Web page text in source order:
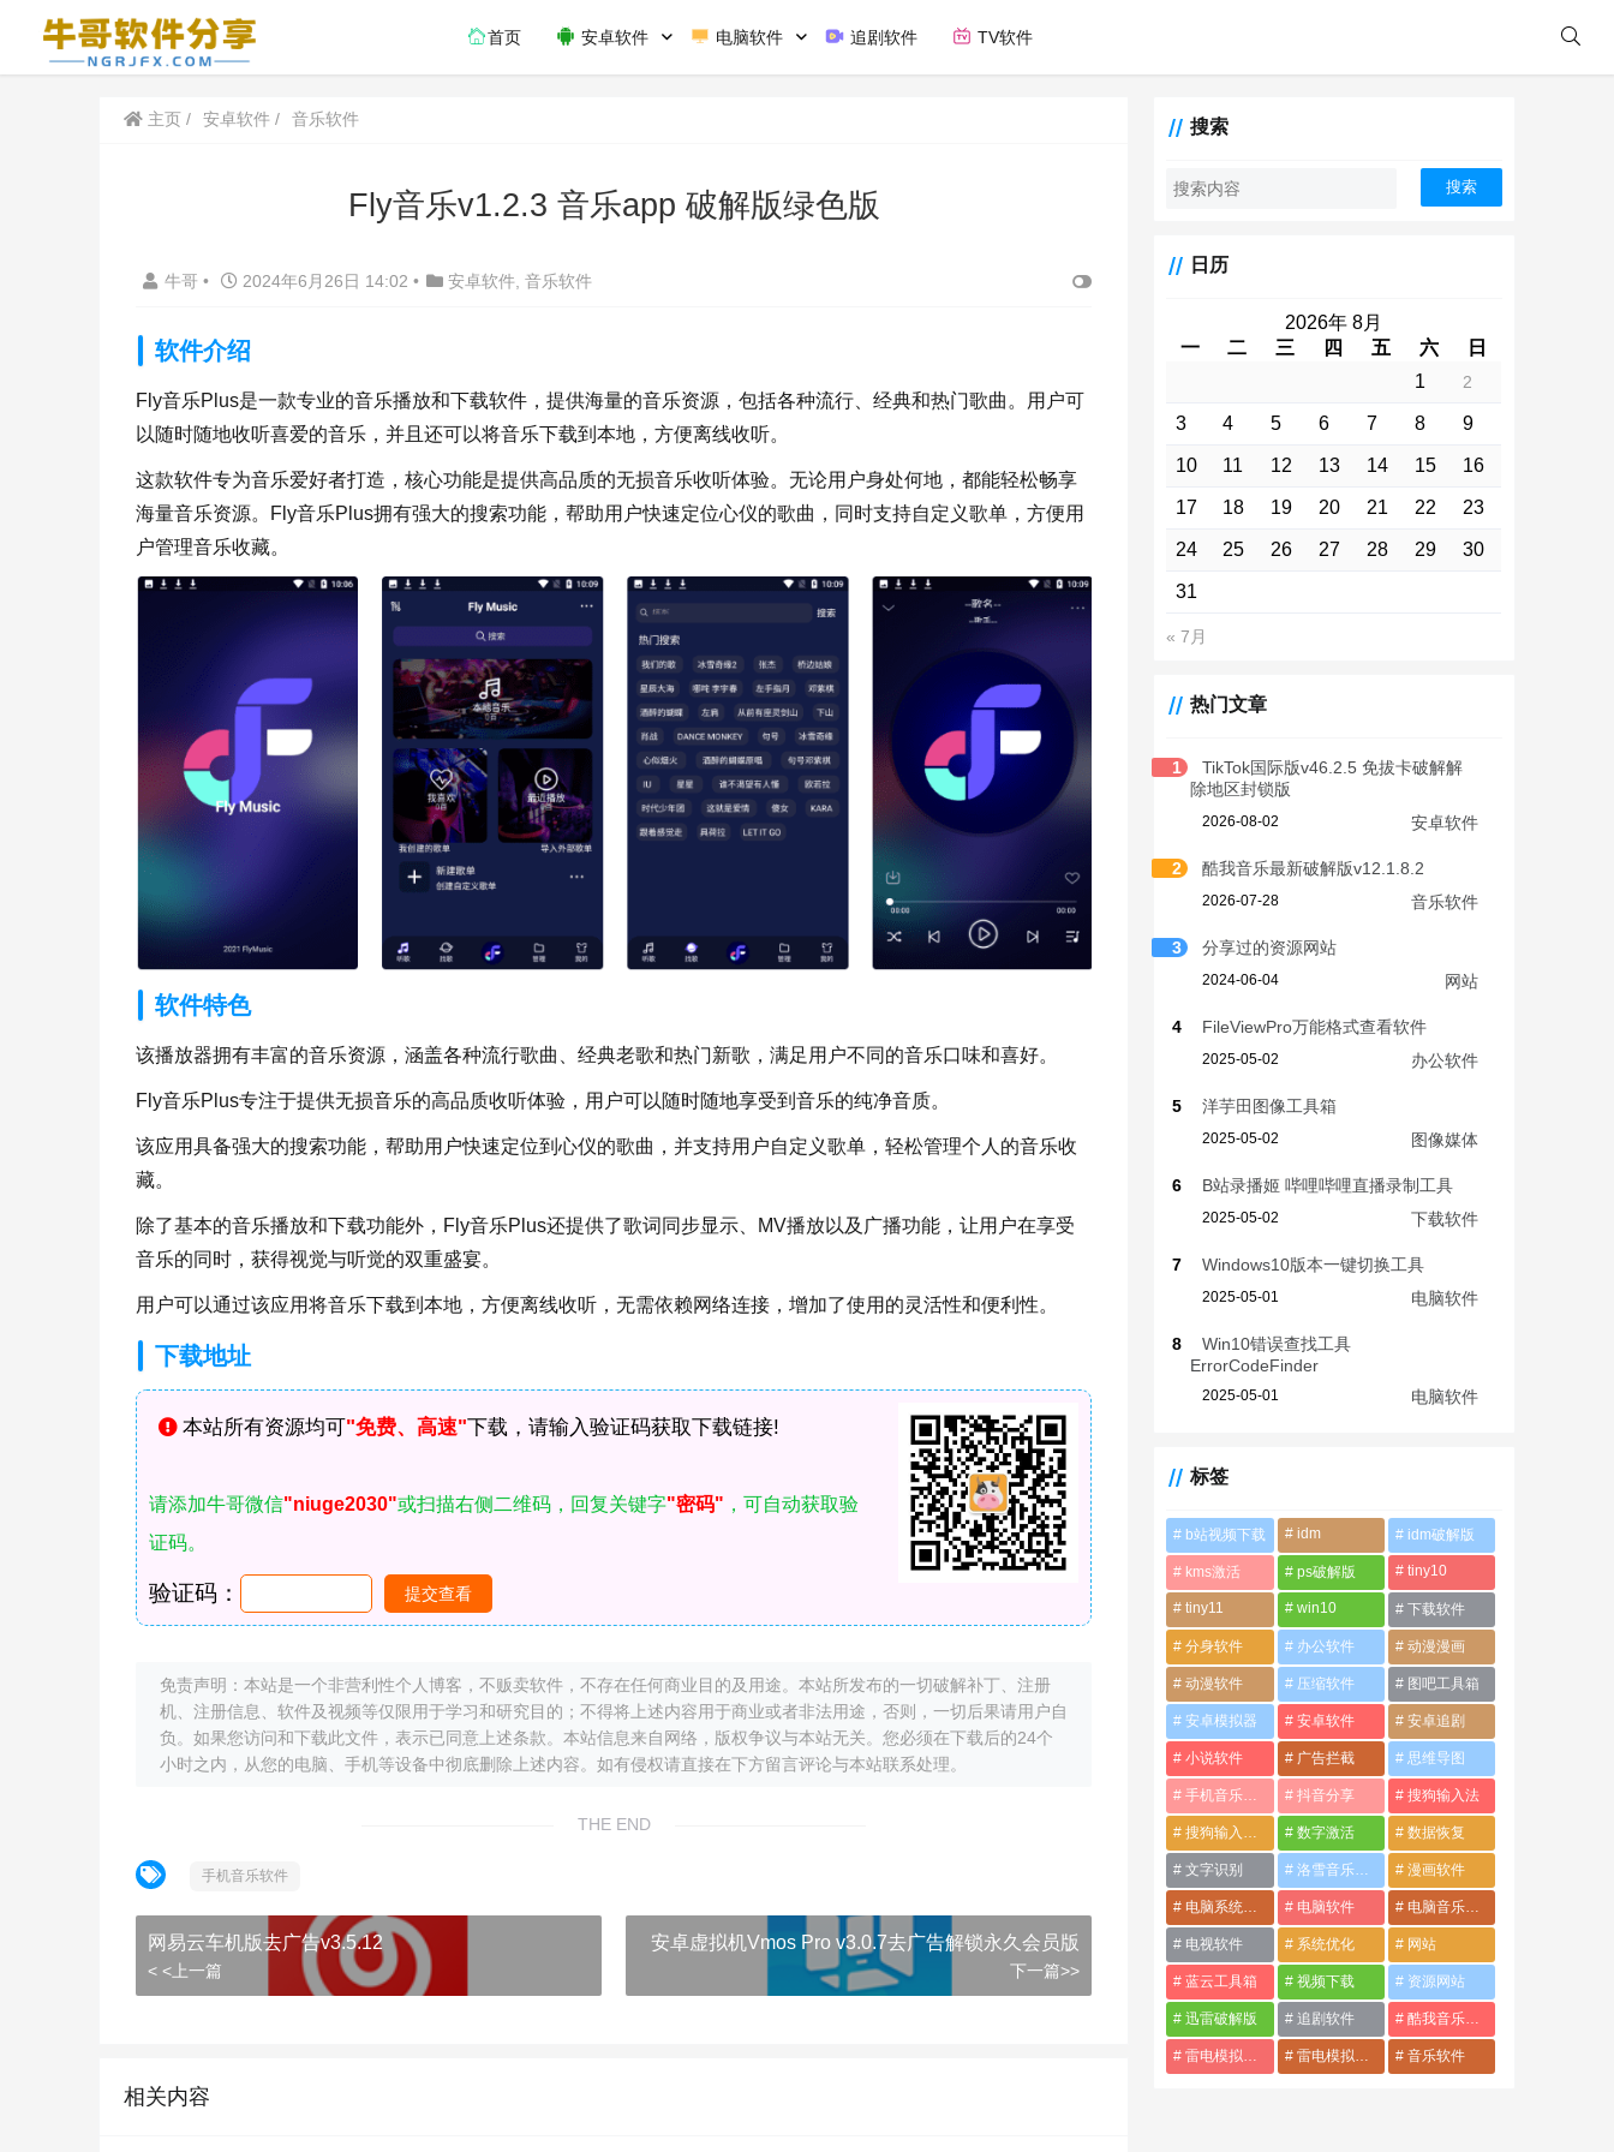
首页 安卓软件 电脑软件 追剧软件 TV软件
主页 安卓软件 音乐软件
Fly音乐v1.2.3 音乐app 破解版绿色版
牛哥 • 2024年6月26日 14:02 • 安卓软件 音乐软件
软件介绍
Fly音乐Plus是一款专业的音乐播放和下载软件，提供海量的音乐资源，包括各种流行、经典和热门歌曲。用户可
以随时随地收听喜爱的音乐，并且还可以将音乐下载到本地，方便离线收听。
这款软件专为音乐爱好者打造，核心功能是提供高品质的无损音乐收听体验。无论用户身处何地，都能轻松畅享
海量音乐资源。Fly音乐Plus拥有强大的搜索功能，帮助用户快速定位心仪的歌曲，同时支持自定义歌单，方便用
户管理音乐收藏。
软件特色
该播放器拥有丰富的音乐资源，涵盖各种流行歌曲、经典老歌和热门新歌，满足用户不同的音乐口味和喜好。
Fly音乐Plus专注于提供无损音乐的高品质收听体验，用户可以随时随地享受到音乐的纯净音质。
该应用具备强大的搜索功能，帮助用户快速定位到心仪的歌曲，并支持用户自定义歌单，轻松管理个人的音乐收
藏。
除了基本的音乐播放和下载功能外，Fly音乐Plus还提供了歌词同步显示、MV播放以及广播功能，让用户在享受
音乐的同时，获得视觉与听觉的双重盛宴。
用户可以通过该应用将音乐下载到本地，方便离线收听，无需依赖网络连接，增加了使用的灵活性和便利性。
下载地址
本站所有资源均可"免费、高速"下载，请输入验证码获取下载链接!
请添加牛哥微信"niuge2030"或扫描右侧二维码，回复关键字"密码" ，可自动获取验
证码。
验证码：
免责声明：本站是一个非营利性个人博客，不贩卖软件，不存在任何商业目的及用途。本站所发布的一切破解补丁、注册
机、注册信息、软件及视频等仅限用于学习和研究目的；不得将上述内容用于商业或者非法用途，否则，一切后果请用户自
负。如果您访问和下载此文件，表示已同意上述条款。本站信息来自网络，版权争议与本站无关。您必须在下载后的24个
小时之内，从您的电脑、手机等设备中彻底删除上述内容。如有侵权请直接在下方留言评论与本站联系处理。
THE END
手机音乐软件
网易云车机版去广告v3.5.12
< <上一篇
安卓虚拟机Vmos Pro v3.0.7去广告解锁永久会员版
下一篇>>
相关内容
搜索
搜索
日历
2026年 8月
一
二 三 四 五 六
日
1
2
3 4 5 6 7 8 9
10 11 12 13 14 15 16
17 18 19 20 21 22 23
24 25 26 27 28 29 30
31
« 7月
热门文章
1
TikTok国际版v46.2.5 免拔卡破解解
除地区封锁版
2026-08-02 安卓软件
2 酷我音乐最新破解版v12.1.8.2
2026-07-28 音乐软件
3 分享过的资源网站
2024-06-04 网站
4 FileViewPro万能格式查看软件
2025-05-02 办公软件
5 洋芋田图像工具箱
2025-05-02 图像媒体
6 B站录播姬 哔哩哔哩直播录制工具
2025-05-02 下载软件
7 Windows10版本一键切换工具
2025-05-01 电脑软件
8
Win10错误查找工具
ErrorCodeFinder
2025-05-01 电脑软件
标签
b站视频下载 idm idm破解版
kms激活 ps破解版 tiny10
tiny11 win10 下载软件
分身软件 办公软件 动漫漫画
动漫软件 压缩软件 图吧工具箱
安卓模拟器 安卓软件 安卓追剧
小说软件 广告拦截 思维导图
手机音乐软件 抖音分享 搜狗输入法
搜狗输入法破解版 数字激活 数据恢复
文字识别 洛雪音乐音源 漫画软件
电脑系统优化软件 电脑软件 电脑音乐软件
电视软件 系统优化 网站
蓝云工具箱 视频下载 资源网站
迅雷破解版 追剧软件 酷我音乐破解版
雷电模拟器最新破解版 雷电模拟器破解版 音乐软件